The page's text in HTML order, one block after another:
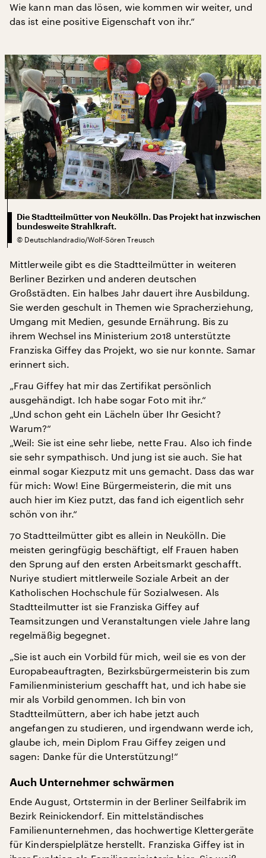
Wie kann man das lösen, wie kommen wir weiter, und
das ist eine positive Eigenschaft von ihr.“
Die Stadtteilmütter von Neukölln. Das Projekt hat inzwischen
bundesweite Strahlkraft.
© Deutschlandradio/Wolf-Sören Treusch
Mittlerweile gibt es die Stadtteilmütter in weiteren
Berliner Bezirken und anderen deutschen
Großstädten. Ein halbes Jahr dauert ihre Ausbildung.
Sie werden geschult in Themen wie Spracherziehung,
Umgang mit Medien, gesunde Ernährung. Bis zu
ihrem Wechsel ins Ministerium 2018 unterstützte
Franziska Giffey das Projekt, wo sie nur konnte. Samar
erinnert sich.
„Frau Giffey hat mir das Zertifikat persönlich
ausgehändigt. Ich habe sogar Foto mit ihr.“
„Und schon geht ein Lächeln über Ihr Gesicht?
Warum?“
„Weil: Sie ist eine sehr liebe, nette Frau. Also ich finde
sie sehr sympathisch. Und jung ist sie auch. Sie hat
einmal sogar Kiezputz mit uns gemacht. Dass das war
für mich: Wow! Eine Bürgermeisterin, die mit uns
auch hier im Kiez putzt, das fand ich eigentlich sehr
schön von ihr.“
70 Stadtteilmütter gibt es allein in Neukölln. Die
meisten geringfügig beschäftigt, elf Frauen haben
den Sprung auf den ersten Arbeitsmarkt geschafft.
Nuriye studiert mittlerweile Soziale Arbeit an der
Katholischen Hochschule für Sozialwesen. Als
Stadtteilmutter ist sie Franziska Giffey auf
Teamsitzungen und Veranstaltungen viele Jahre lang
regelmäßig begegnet.
„Sie ist auch ein Vorbild für mich, weil sie es von der
Europabeauftragten, Bezirksbürgermeisterin bis zum
Familienministerium geschafft hat, und ich habe sie
mir als Vorbild genommen. Ich bin von
Stadtteilmüttern, aber ich habe jetzt auch
angefangen zu studieren, und irgendwann werde ich,
glaube ich, mein Diplom Frau Giffey zeigen und
sagen: Danke für die Unterstützung!“
Auch Unternehmer schwärmen
Ende August, Ortstermin in der Berliner Seilfabrik im
Bezirk Reinickendorf. Ein mittelständisches
Familienunternehmen, das hochwertige Klettergeräte
für Kinderspielplätze herstellt. Franziska Giffey ist in